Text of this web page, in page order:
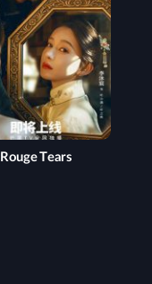
Rouge Tears